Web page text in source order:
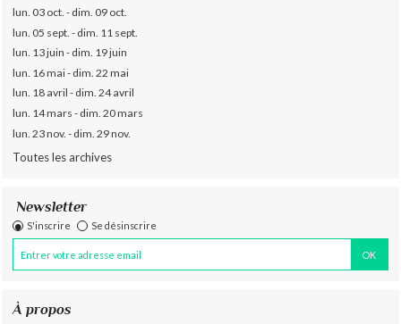
lun. 03 oct. - dim. 09 oct.
lun. 05 sept. - dim. 11 sept.
lun. 13 juin - dim. 19 juin
lun. 16 mai - dim. 22 mai
lun. 18 avril - dim. 24 avril
lun. 14 mars - dim. 20 mars
lun. 23 nov. - dim. 29 nov.
Toutes les archives
Newsletter
S'inscrire Se désinscrire
À propos